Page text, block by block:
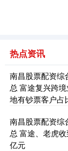
热点资讯
南昌股票配资综
总 富途复兴跨
地有钞票客户占
南昌股票配资综
总 富途、老虎
亿元